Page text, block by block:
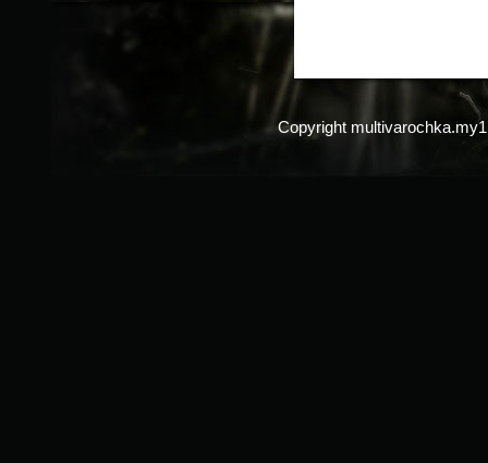
Copyright